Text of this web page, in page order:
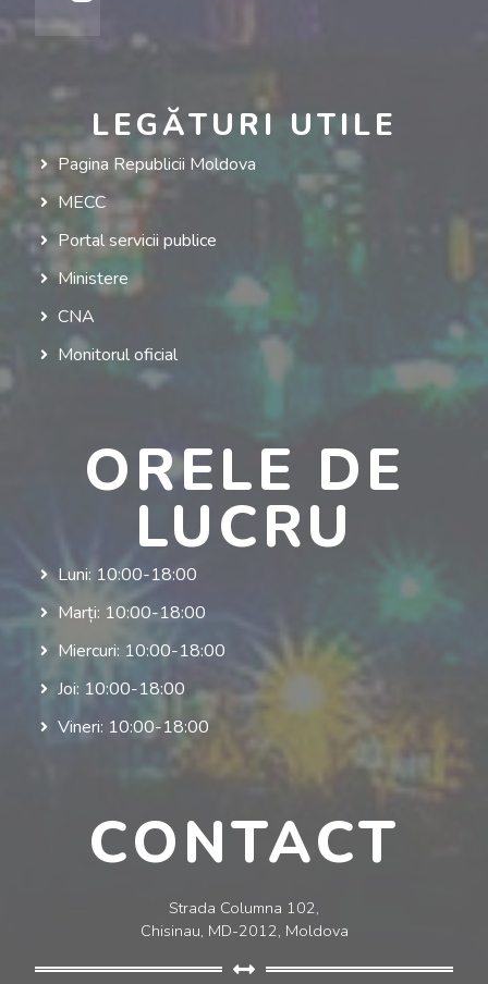
LEGĂTURI UTILE
Pagina Republicii Moldova
MECC
Portal servicii publice
Ministere
CNA
Monitorul oficial
ORELE DE
LUCRU
Luni: 10:00-18:00
Marți: 10:00-18:00
Miercuri: 10:00-18:00
Joi: 10:00-18:00
Vineri: 10:00-18:00
CONTACT
Strada Columna 102,
Chisinau, MD-2012, Moldova